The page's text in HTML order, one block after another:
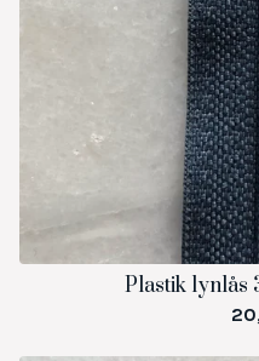
Plastik lynlås